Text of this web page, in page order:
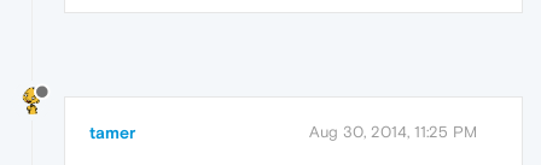
tamer Aug 30, 2014, 11:25 PM